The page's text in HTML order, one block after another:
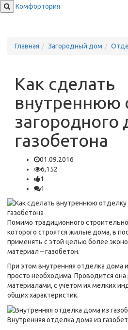
Комфортория
Главная Загородный дом
Как сделать
внутреннюю
загородного
газобетона
01.09.2016
6,152
1
1
Помимо традиционного
которого строятся жилые дома, в
применять с этой целью более
материал – газобетон.
При этом внутренняя отделка дома
просто необходима. Проводится
материалами, с учетом их мелких
общих характеристик.
Внутренняя отделка дома из